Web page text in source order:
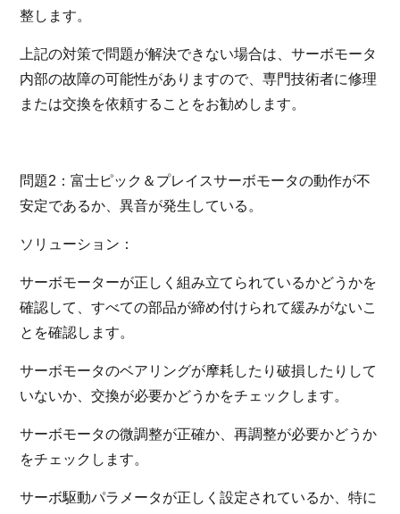
整します。
上記の対策で問題が解決できない場合は、サーボモータ
内部の故障の可能性がありますので、専門技術者に修理
または交換を依頼することをお勧めします。
問題2：富士ピック＆プレイスサーボモータの動作が不
安定であるか、異音が発生している。
ソリューション：
サーボモーターが正しく組み立てられているかどうかを
確認して、すべての部品が締め付けられて緩みがないこ
とを確認します。
サーボモータのベアリングが摩耗したり破損したりして
いないか、交換が必要かどうかをチェックします。
サーボモータの微調整が正確か、再調整が必要かどうか
をチェックします。
サーボ駆動パラメータが正しく設定されているか、特に